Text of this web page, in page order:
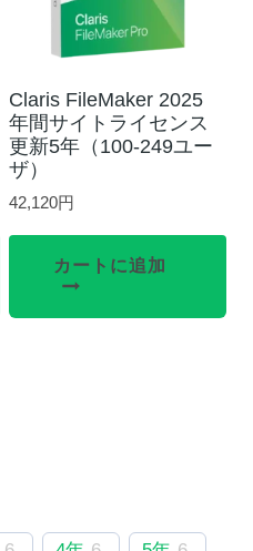
Claris FileMaker 2025
年間サイトライセンス
更新5年（100-249ユー
ザ）
42,120円
カートに追加